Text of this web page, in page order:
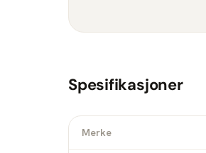
Spesifikasjoner
Merke